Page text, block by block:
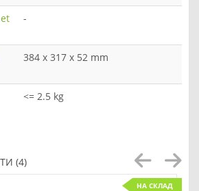
-
384 x 317 x 52 mm
<= 2.5 kg
(4)
НА СКЛАД